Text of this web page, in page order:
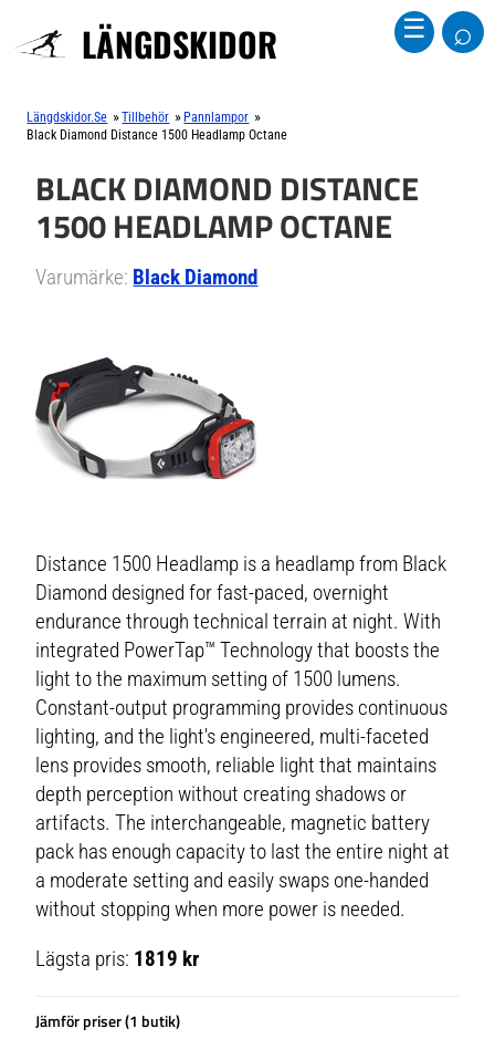
LÄNGDSKIDOR ☰ ⌕
Längdskidor.se »Tillbehör » Pannlampor »
Black Diamond Distance 1500 Headlamp Octane
BLACK DIAMOND DISTANCE
1500 HEADLAMP OCTANE
Varumärke: Black Diamond
Distance 1500 Headlamp is a headlamp from Black
Diamond designed for fast-paced, overnight
endurance through technical terrain at night. With
integrated PowerTap™ Technology that boosts the
light to the maximum setting of 1500 lumens.
Constant-output programming provides continuous
lighting, and the light's engineered, multi-faceted
lens provides smooth, reliable light that maintains
depth perception without creating shadows or
artifacts. The interchangeable, magnetic battery
pack has enough capacity to last the entire night at
a moderate setting and easily swaps one-handed
without stopping when more power is needed.
Lägsta pris: 1819 kr
Jämför priser (1 butik)